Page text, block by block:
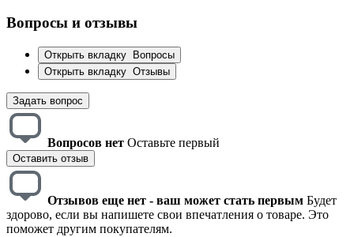
Вопросы и отзывы
Открыть вкладку
Вопросы
Открыть вкладку Отзывы
Задать вопрос
Вопросов нет Оставьте первый
Оставить отзыв
Отзывов еще нет - ваш может стать первым Будет
здорово, если вы напишете свои впечатления о товаре. Это
поможет другим покупателям.